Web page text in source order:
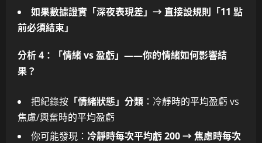
如果數據證實「深夜表現差」→ 直接設規則「11 點
前必須結束」
分析 4：「情緒 vs 盈虧」——你的情緒如何影響結
果？
把紀錄按 「情緒狀態」分類 ：冷靜時的平均盈虧 vs
焦慮/興奮時的平均盈虧
你可能發現： 冷靜時每次平均虧 200 → 焦慮時每次